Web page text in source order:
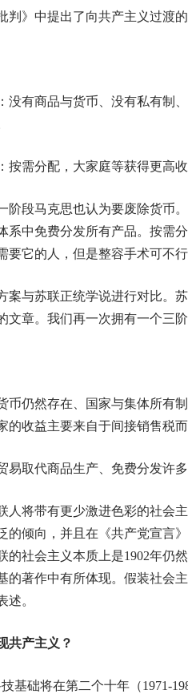
判》中提出了向共产主义过渡的
没有商品与货币、没有私有制
按需分配，大家庭等获得更高
阶段马克思也认为要废除货
系中免费分发所有产品。按
要它的人，但是整容手术可不行
案与苏联正统学说进行对比。
文章。我们再一次拥有一个三阶
币仍然存在、国家与集体所有
的收益主要来自于间接销售税而
易取代商品生产、免费分发许
人将带有更少激进色彩的社会
的倾向，并且在《共产党宣言
社会主义本质上是1902年仍
的著作中有所体现。假装社会
述。
共产主义？
基础将在第二个十年（1971-